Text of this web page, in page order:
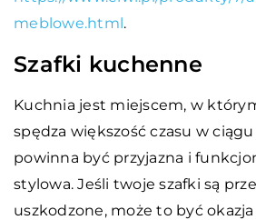
meblowe.html.
Szafki kuchenne
Kuchnia jest miejscem, w
spędza większość czasu w
powinna być przyjazna i
stylowa. Jeśli twoje szafki są
uszkodzone, może to być